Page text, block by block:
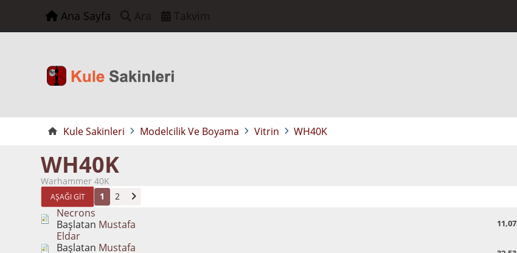
Ana Sayfa Ara Takvim
Kule Sakinleri Modelcilik Ve Boyama Vitrin WH40K
WH40K
Warhammer 40K
AŞAĞI GIT 1 2
Necrons
Başlatan Mustafa
Eldar
Başlatan Mustafa